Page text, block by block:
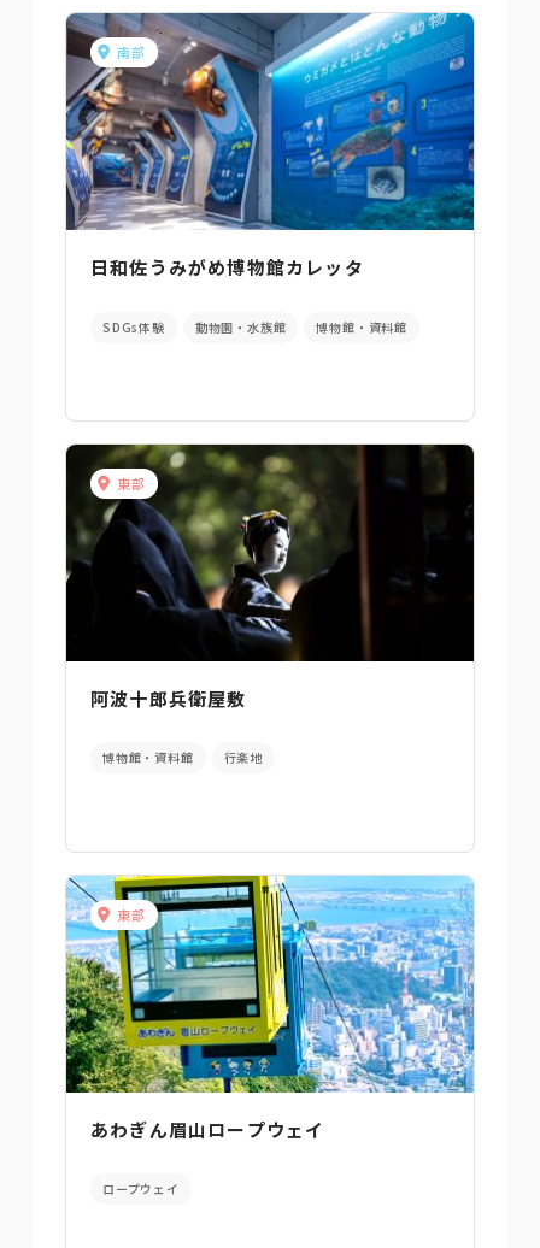
南部
日和佐うみがめ博物館カレッタ
SDGs体験 動物園・水族館 博物館・資料館
東部
阿波十郎兵衛屋敷
博物館・資料館 行楽地
東部
あわぎん眉山ロープウェイ
ロープウェイ